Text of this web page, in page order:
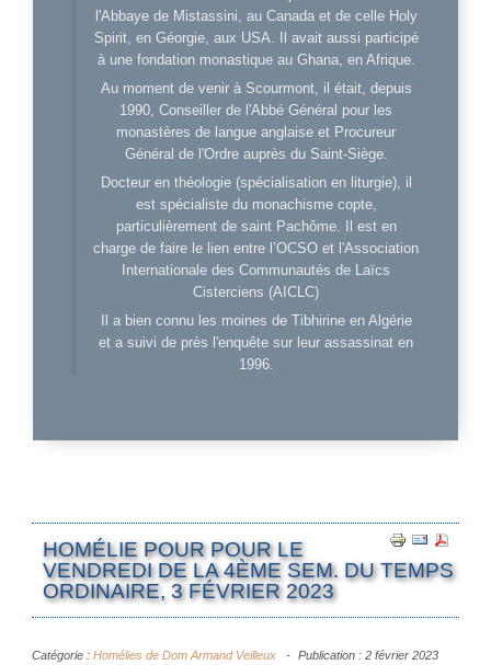
l'Abbaye de Mistassini, au Canada et de celle Holy
Spirit, en Géorgie, aux USA. Il avait aussi participé
à une fondation monastique au Ghana, en Afrique.
Au moment de venir à Scourmont, il était, depuis
1990, Conseiller de l'Abbé Général pour les
monastères de langue anglaise et Procureur
Général de l'Ordre auprès du Saint-Siège.
Docteur en théologie (spécialisation en liturgie), il
est spécialiste du monachisme copte,
particulièrement de saint Pachôme. Il est en
charge de faire le lien entre l’OCSO et l'Association
Internationale des Communautés de Laïcs
Cisterciens (AICLC)
Il a bien connu les moines de Tibhirine en Algérie
et a suivi de près l'enquête sur leur assassinat en
1996.
HOMÉLIE POUR POUR LE
VENDREDI DE LA 4ÈME SEM. DU TEMPS
ORDINAIRE, 3 FÉVRIER 2023
Catégorie : Homélies de Dom Armand Veilleux Publication : 2 février 2023